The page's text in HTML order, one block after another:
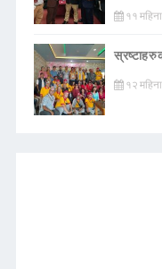
११
१२